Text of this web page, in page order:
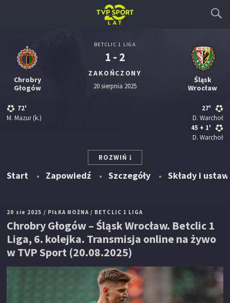
Chrobry
Głogów
72'
M. Mazur(k.)
BETCLIC 1 LIGA
1 - 2
ZAKOŃCZONY
20 sierpnia 2025
Śląsk
Wrocław
27'
D. Warchoł
45 + 1'
D. Warchoł
ROZWIŃ
Start Zapowiedź Szczegóły Składy i
20 sie 2025 / PIŁKA NOŻNA/ BETCLIC 1 LIGA
Chrobry Głogów – Śląsk Wrocław. Betclic 1
Liga, 6. kolejka. Transmisja online na żywo
w TVP Sport (20.08.2025)